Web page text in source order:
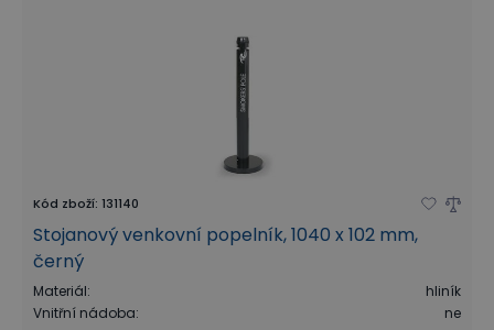
Kód zboží: 131140
Stojanový venkovní popelník, 1040 x 102 mm,
černý
Materiál:
hliník
Vnitřní nádoba: ne